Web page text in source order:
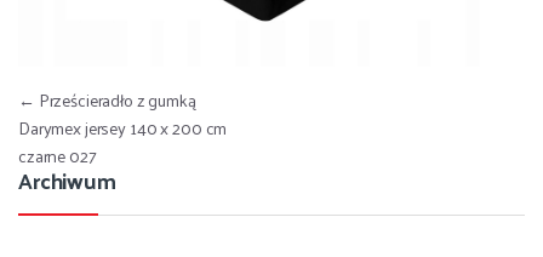
Nawigacja wpisu
← Prześcieradło z gumką
Darymex jersey 140 x 200 cm
czarne 027
Archiwum